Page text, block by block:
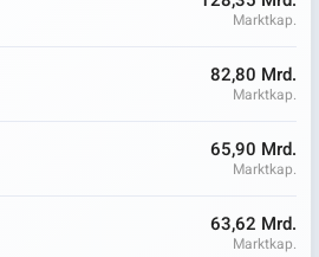
Marktkap.
82,80 Mrd.
Marktkap.
65,90 Mrd.
Marktkap.
63,62 Mrd.
Marktkap.